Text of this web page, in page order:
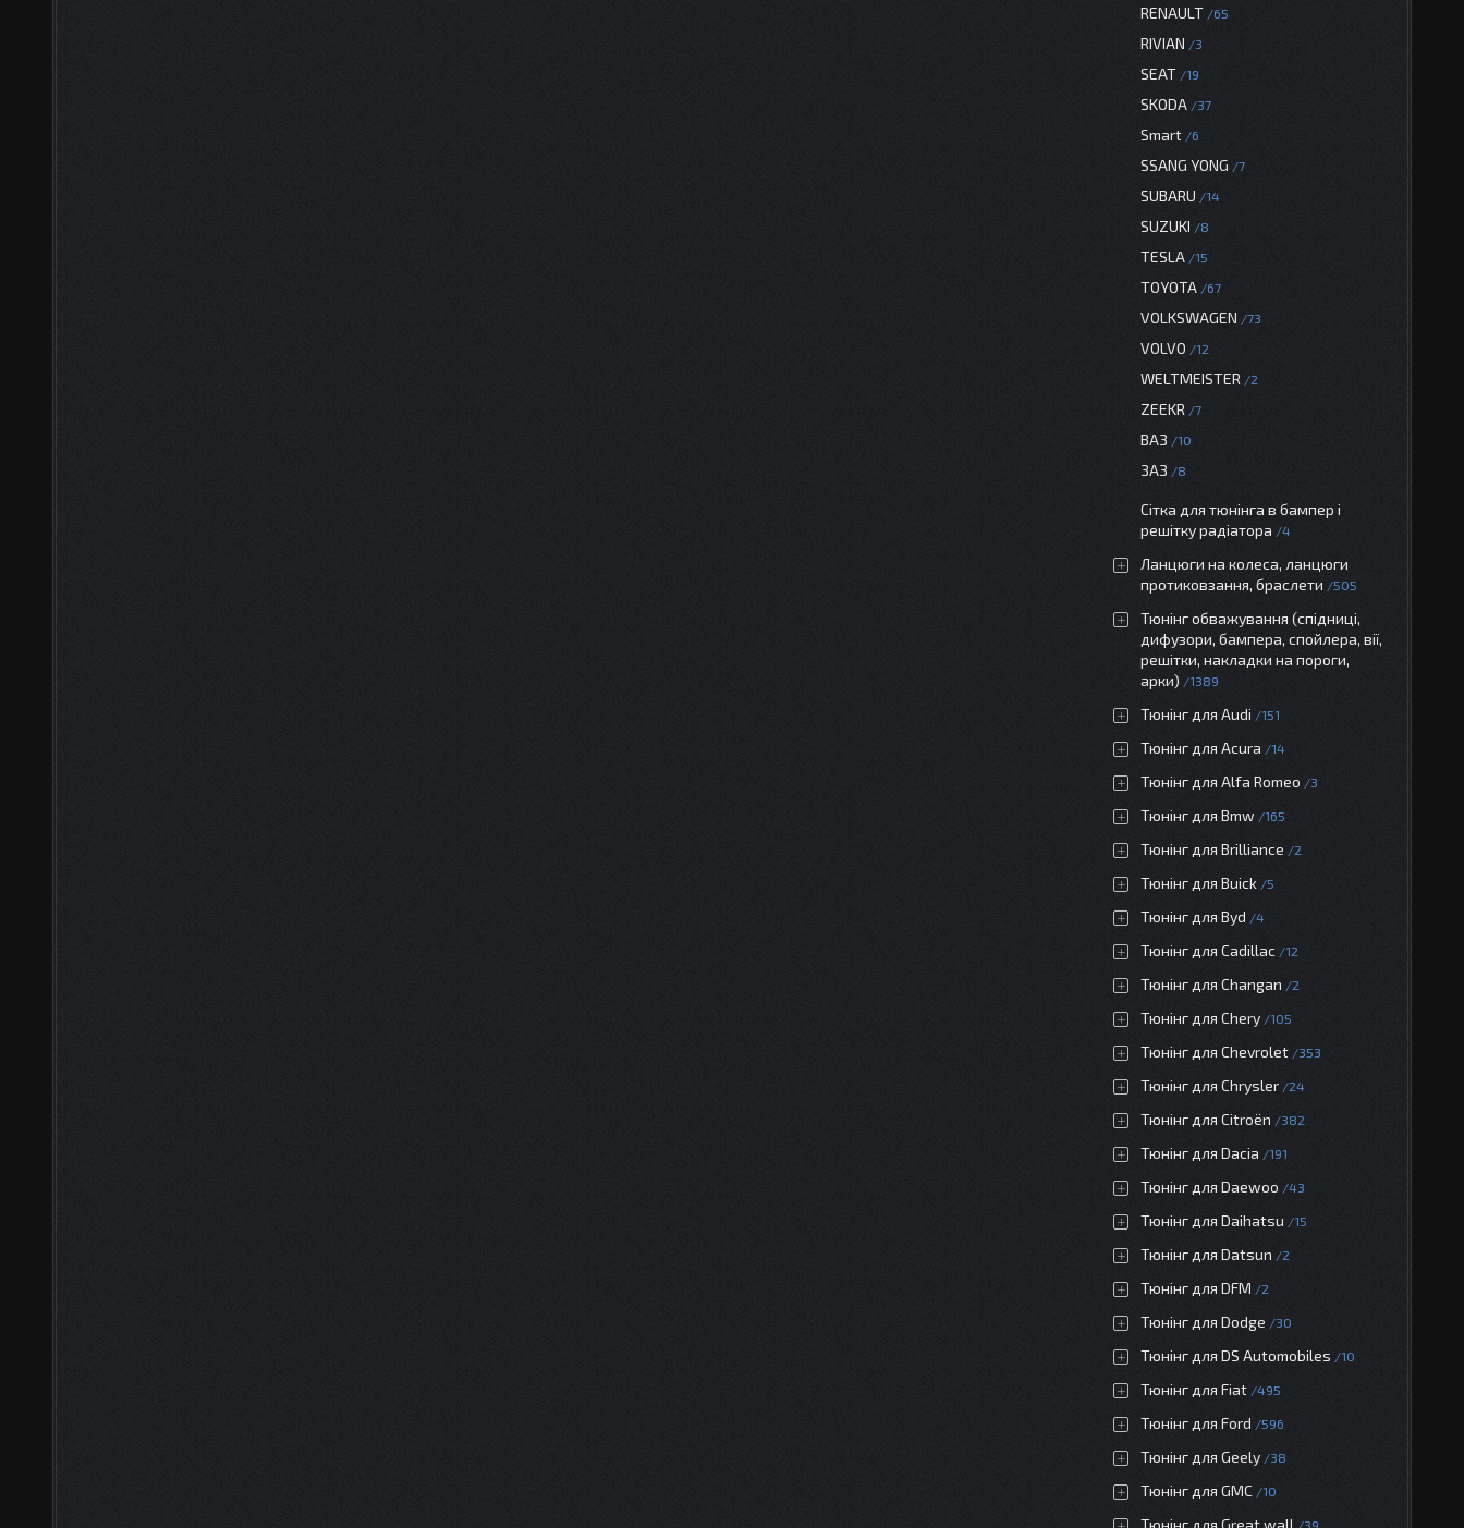
RENAULT 65
RIVIAN 3
SEAT 19
SKODA 37
Smart 6
SSANG YONG 7
SUBARU 14
SUZUKI 8
TESLA 15
TOYOTA 67
VOLKSWAGEN 73
VOLVO 12
WELTMEISTER 2
ZEEKR 7
ВАЗ 10
ЗАЗ 8
Сітка для тюнінга в бампер і
решітку радіатора
4
Ланцюги на колеса, ланцюги
протиковзання, браслети
505
Тюнінг обважування (спідниці,
дифузори, бампера, спойлера, вії,
решітки, накладки на пороги,
арки)
1389
Тюнінг для Audi 151
Тюнінг для Acura 14
Тюнінг для Alfa Romeo 3
Тюнінг для Bmw 165
Тюнінг для Brilliance 2
Тюнінг для Buick 5
Тюнінг для Byd 4
Тюнінг для Cadillac 12
Тюнінг для Changan 2
Тюнінг для Chery 105
Тюнінг для Chevrolet 353
Тюнінг для Chrysler 24
Тюнінг для Citroën 382
Тюнінг для Dacia 191
Тюнінг для Daewoo 43
Тюнінг для Daihatsu 15
Тюнінг для Datsun 2
Тюнінг для DFM 2
Тюнінг для Dodge 30
Тюнінг для DS Automobiles 10
Тюнінг для Fiat 495
Тюнінг для Ford 596
Тюнінг для Geely 38
Тюнінг для GMC 10
Тюнінг для Great wall 39